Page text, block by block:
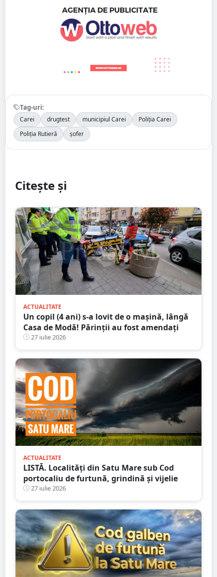
Tag-uri:
Carei drugtest municipiul Carei
Poliția Carei
Poliția Rutieră
șofer
Citește și
ACTUALITATE
Un copil (4 ani) s-a lovit de o mașină, lângă
Casa de Modă! Părinții au fost amendați
27 iulie 2026
ACTUALITATE
LISTĂ. Localități din Satu Mare sub Cod
portocaliu de furtună, grindină și vijelie
27 iulie 2026